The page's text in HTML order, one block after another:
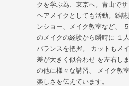
クを学ぶ為、東京へ。青山で
ヘアメイクとしても活動。雑
ンショー、メイク教室など、
のメイクの経験から瞬時に １
バランスを把握。 カットもメ
差が大きく似合わせ を左右し
の他に様々な講習、 メイク教
楽しさを伝えています。